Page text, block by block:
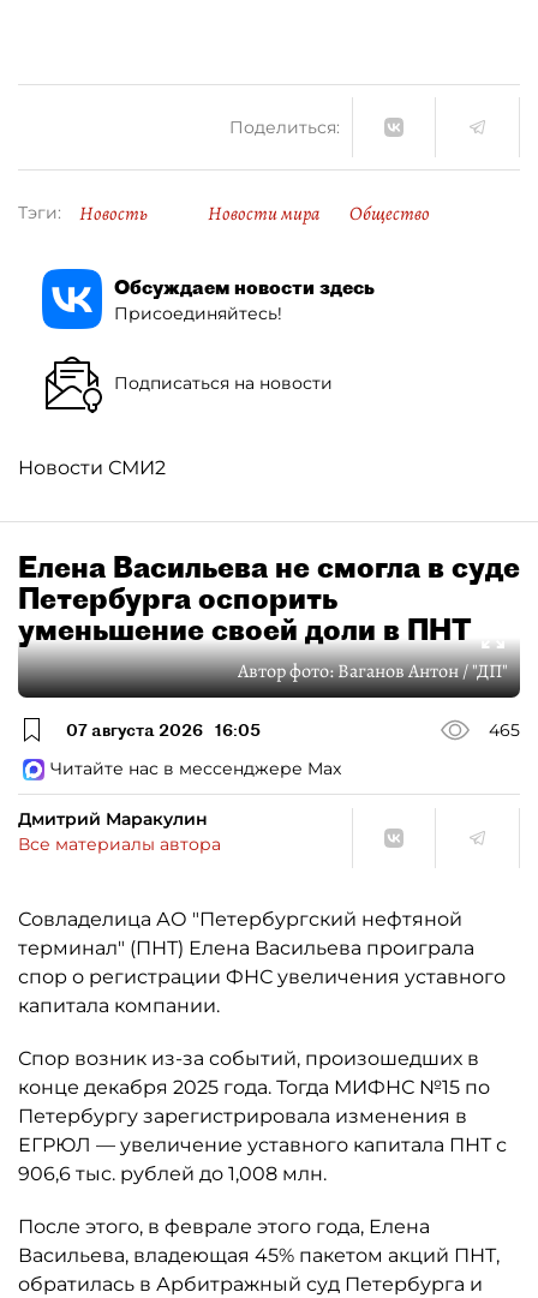
Поделиться:
Тэги: Новость Новости мира Общество
Обсуждаем новости здесь
Присоединяйтесь!
Подписаться на новости
Новости СМИ2
Елена Васильева не смогла в суде
Петербурга оспорить
уменьшение своей доли в ПНТ
Автор фото:Ваганов Антон / "ДП"
07 августа 2026 16:05
465
Читайте нас в мессенджере Max
Дмитрий Маракулин
Все материалы автора
Совладелица АО "Петербургский нефтяной
терминал" (ПНТ) Елена Васильева проиграла
спор о регистрации ФНС увеличения уставного
капитала компании.
Спор возник из-за событий, произошедших в
конце декабря 2025 года. Тогда МИФНС №15 по
Петербургу зарегистрировала изменения в
ЕГРЮЛ — увеличение уставного капитала ПНТ с
906,6 тыс. рублей до 1,008 млн.
После этого, в феврале этого года, Елена
Васильева, владеющая 45% пакетом акций ПНТ,
обратилась в Арбитражный суд Петербурга и